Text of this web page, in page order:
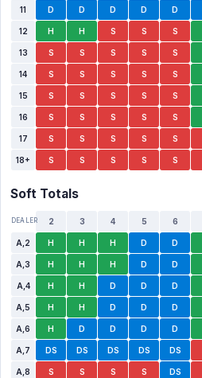
11 D D D D D
12 H H S S S
13 S S S S S
14 S S S S S
15 S S S S S
16 S S S S S
17 S S S S S
18+ S S S S S
Soft Totals
DEALER 2 3 4 5 6
A,2 H H H D D
A,3 H H H D D
A,4 H H D D D
A,5 H H D D D
A,6 H D D D D
A,7 DS DS DS DS DS
A,8 S S S S DS